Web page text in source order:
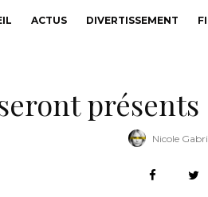
ACTUS DIVERTISSEMENT
présents
Nicole